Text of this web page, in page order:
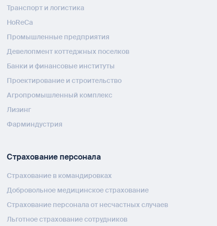
Транспорт и логистика
HoReCa
Промышленные предприятия
Девелопмент коттеджных поселков
Банки и финансовые институты
Проектирование и строительство
Агропромышленный комплекс
Лизинг
Фарминдустрия
Страхование персонала
Страхование в командировках
Добровольное медицинское страхование
Страхование персонала от несчастных случаев
Льготное страхование сотрудников